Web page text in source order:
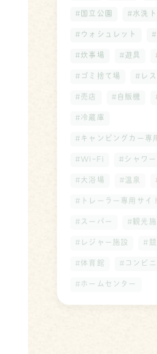
#国立公園 #水洗ト
#ウォシュレット
#炊事場 #遊具
#ゴミ捨て場 #レ
#売店 #自販機
#冷蔵庫
#キャンピングカー専
#WiｰFi #シャワー
#大浴場 #温泉
#トレーラー専用サイ
#スーパー #観光施
#レジャー施設 #
#体育館 #コンビニ
#ホームセンター